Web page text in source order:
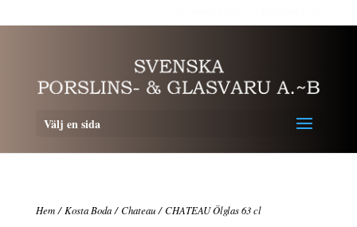
Välj en sida
Hem/ Kosta Boda/Chateau/ CHATEAU Ölglas 63 cl